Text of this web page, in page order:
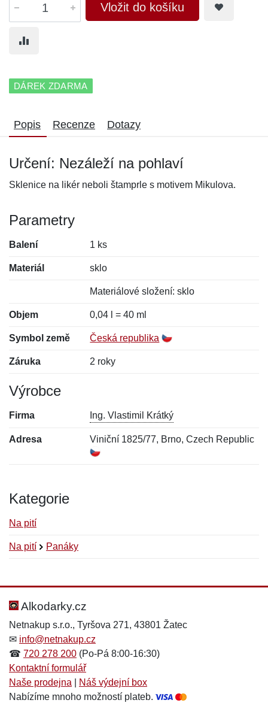
Vložit do košíku
DÁREK ZDARMA
Popis Recenze Dotazy
Určení: Nezáleží na pohlaví
Sklenice na likér neboli štamprle s motivem Mikulova.
Parametry
Balení 1 ks
Materiál sklo
Materiálové složení: sklo
Objem 0,04 l = 40 ml
Symbol země Česká republika
Záruka 2 roky
Výrobce
Firma Ing. Vlastimil Krátký
Adresa Viniční 1825/77, Brno, Czech Republic
Kategorie
Na pití
Na pití Panáky
Hodnocení:
Jméno: *
Jméno:
E-mail:*
Alkodarky.cz
Netnakup s.r.o., Tyršova 271, 43801 Žatec
✉ info@netnakup.cz
☎ 720 278 200 (Po-Pá 8:00-16:30)
Kontaktní formulář
Naše prodejna
Náš výdejní box
Nabízíme mnoho možností plateb.